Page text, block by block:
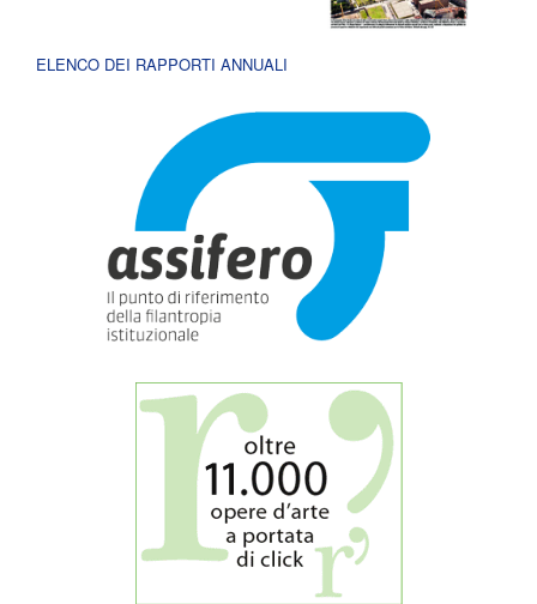
ELENCO DEI RAPPORTI ANNUALI